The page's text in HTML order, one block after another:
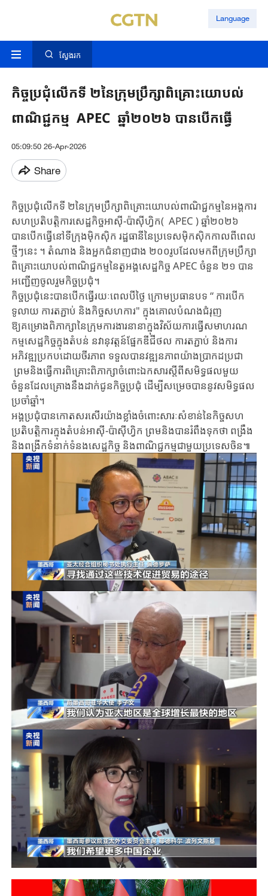
Language
ស្វែងរក
កិច្ចប្រជុំលើកទី ២នៃក្រុមប្រឹក្សាពិគ្រោះយោបល់
ពាណិជ្ជកម្ម APEC ​ឆ្នាំ​២០២៦ បាន​បើកធ្វើ​
05:09:50 26-Apr-2026
Share
កិច្ចប្រជុំលើកទី ២នៃក្រុមប្រឹក្សាពិគ្រោះយោបល់ពាណិជ្ជកម្មនៃអង្គការ​
សហប្រតិបត្តិការ​សេដ្ឋកិច្ចអាស៊ី​-ប៉ាស៊ីហ្វិក​( APEC ) ឆ្នាំ២០២៦
បានបើកធ្វើនៅ​ទីក្រុងម៉ិកស៊ិក រដ្ឋធានីនៃប្រទេសម៉ិកស៊ិកកាលពី​ពេល
ថ្មី​ៗនេះ​ ។ តំណាង និងអ្នកជំនាញជាង ២០០រូបដែល​មកពី​ក្រុមប្រឹក្សា
ពិគ្រោះយោបល់ពាណិជ្ជកម្មនៃតួអង្គសេដ្ឋកិច្ច​ APEC ចំនួន ២១ បាន
អញ្ជើញ​ចូលរួមកិច្ចប្រជុំ​។
កិច្ចប្រជុំនេះ​បាន​បើកធ្វើ​រយៈពេលបីថ្ងៃ ក្រោមប្រធានបទ​ “ ការ​បើក
ទូលាយ​​ ការតភ្ជាប់ និងកិច្ចសហការ" ក្នុង​គោលបំណងជំរុញ​
ឱ្យគម្រោង​ពិភាក្សា​នៃ​ក្រុម​ការងារ​នានាក្នុង​វិស័យ​ការធ្វើសមាហរណ
កម្មសេដ្ឋកិច្ចក្នុងតំបន់ នវានុវត្តន៍ផ្នែក​ឌីជីថល ការតភ្ជាប់ និងការ
អភិវឌ្ឍប្រកបដោយចីរភាព ទទួលបាន​វឌ្ឍនភាព​យ៉ាង​ប្រាកដប្រជា​
ព្រម​និង​ធ្វើការ​ពិគ្រោះពិភាក្សា​​ចំពោះ​ឯកសារស្តីពី​សមិទ្ធ​ផលមួយ​
ចំនួន​ដែលគ្រោង​នឹង​ដាក់ជូនកិច្ច​ប្រជុំ​ ដើម្បី​សម្រេចបាននូវ​សមិទ្ធ​ផល
ប្រចាំឆ្នាំ​។
អង្គ​ប្រជុំ​បាន​កោត​សរសើរយ៉ាងខ្លាំងចំពោះសារៈសំខាន់នៃកិច្ចសហ
ប្រតិបត្តិការក្នុង​តំបន់អាស៊ី-ប៉ាស៊ីហ្វិក ព្រមនិងបាន​រំពឹងទុកថា​ ពង្រឹង
និង​ពង្រីក​ទំនាក់ទំនងសេដ្ឋកិច្ច និងពាណិជ្ជកម្មជាមួយប្រទេសចិន៕